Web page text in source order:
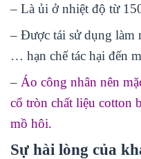
– Là ủi ở nhiệt độ từ
– Được tái sử dụng làm
… hạn chế tác hại đến
– Áo công nhân nên
cổ tròn chất liệu cotton
mồ hôi.
Sự hài lòng của